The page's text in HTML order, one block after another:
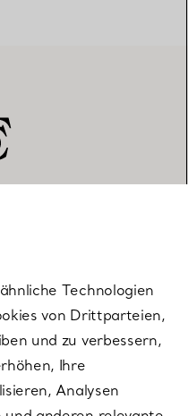
Technologien
von Drittparteien,
und zu verbessern,
Ihre
Analysen